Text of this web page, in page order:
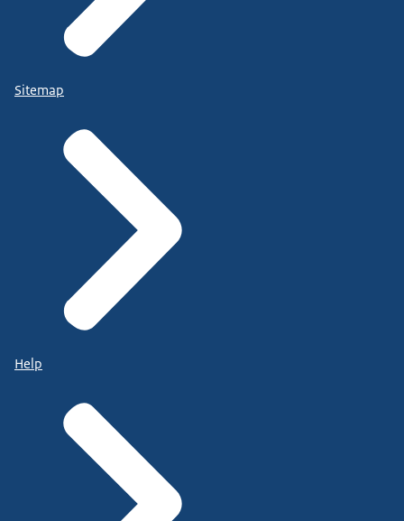
Sitemap
Help